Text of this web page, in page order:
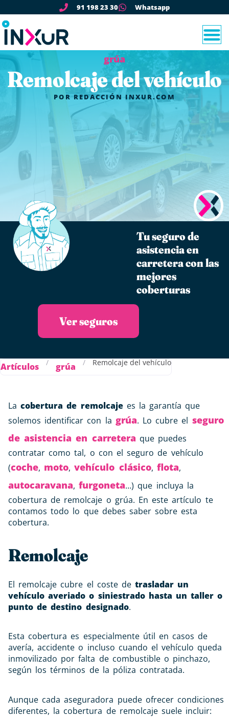
91 198 23 30 Whatsapp
grúa
Remolcaje del vehículo
PORREDACCIÓN INXUR.COM
Tu seguro de
asistencia en
carretera con las
mejores
coberturas
Ver seguros
Artículos / grúa / Remolcaje del vehículo
Lacobertura de remolcajees la garantía que
solemos identificar con la grúa. Lo cubre el seguro
de asistencia en carretera que puedes
contratar como tal, o con el seguro de vehículo
(coche, moto,vehículo clásico, flota,
autocaravana,furgoneta…) que incluya la
cobertura de remolcaje o grúa. En este artículo te
contamos todo lo que debes saber sobre esta
cobertura.
Remolcaje
El remolcaje cubre el coste detrasladar un
vehículo averiado o siniestrado hasta un taller o
punto de destino designado.
Esta cobertura es especialmente útil en casos de
avería, accidente o incluso cuando el vehículo queda
inmovilizado por falta de combustible o pinchazo,
según los términos de la póliza contratada.
Aunque cada aseguradora puede ofrecer condiciones
diferentes, la cobertura de remolcaje suele incluir: